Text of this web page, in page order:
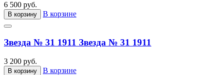
6 500 руб.
В корзину В корзине
Звезда № 31 1911 Звезда № 31 1911
3 200 руб.
В корзину В корзине